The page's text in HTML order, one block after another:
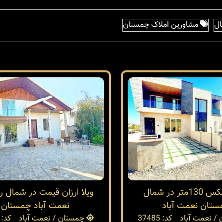
مشاورین املاک چمستان
ویلا دوبلکس 130متر در شمال
نعمت آباد
نعمت آباد کد: 37485
ویلا ارزان قیمت در شمال
نعمت آباد چمستان
چمستان / نعمت آباد کد: